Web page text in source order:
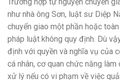
như nhà ông Sơn, luật sư Diệp
chuyển giao một phần hoặc
pháp luật không quy định. Dù
định với quyền và nghĩa vụ của
cá nhân, cơ quan chức năng
xử lý nếu có vi phạm về việc